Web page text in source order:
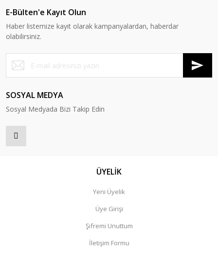
E-Bülten'e Kayıt Olun
Haber listemize kayıt olarak kampanyalardan, haberdar
olabilirsiniz.
SOSYAL MEDYA
Sosyal Medyada Bizi Takip Edin
ÜYELİK
Yeni Üyelik
Üye Girişi
Şifremi Unuttum
İletişim Formu